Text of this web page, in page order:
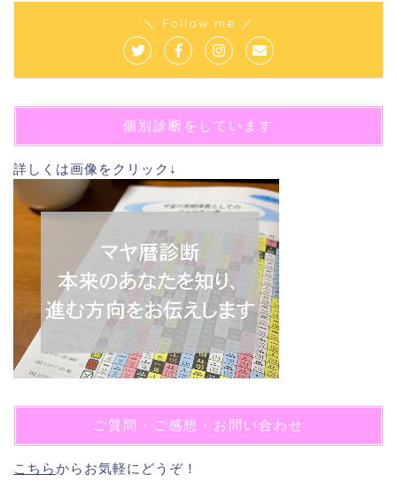
＼ Follow me ／
個別診断をしています
詳しくは画像をクリック↓
ご質問・ご感想・お問い合わせ
こちらからお気軽にどうぞ！